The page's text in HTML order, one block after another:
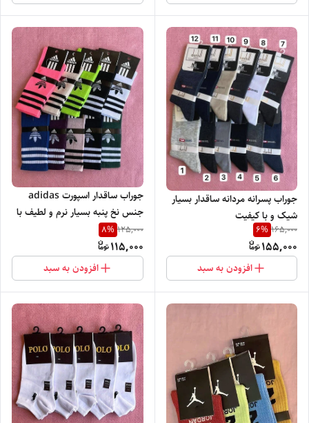
جوراب پسرانه مردانه ساقدار بسیار
شیک و با کیفیت
165,000
6%
155,000
افزودن به سبد
جوراب ساقدار اسپورت adidas
جنس نخ پنبه بسیار نرم و لطیف با
پاخور راحت و شیک
125,000
8%
115,000
افزودن به سبد